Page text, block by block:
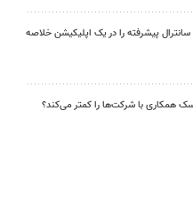
پیشرفته را در یک اپلیکیشن خلاصه
با شرکت‌ها را کمتر می‌کند؟